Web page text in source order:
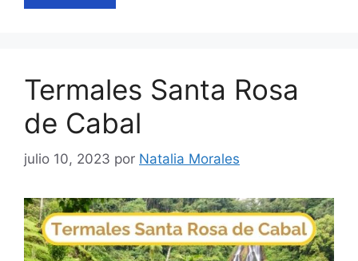
Termales Santa Rosa
de Cabal
julio 10, 2023 por Natalia Morales